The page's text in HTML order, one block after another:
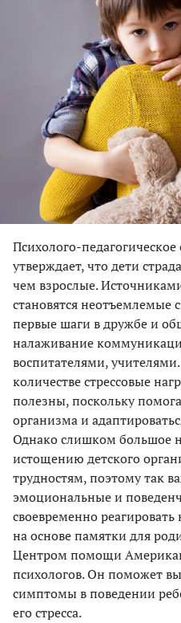
Психолого-
утверждает, что дети
чем взрослые.
становятся неотъемлемые
первые шаги в дружбе и
налаживание
воспитателями,
количестве стрессовые
полезны, поскольку
организма и
Однако слишком большое
истощению детского
трудностям, поэтому так
эмоциональные и
своевременно реагировать
на основе памятки для
Центром помощи
психологов. Он поможет
симптомы в поведении
его стресса.